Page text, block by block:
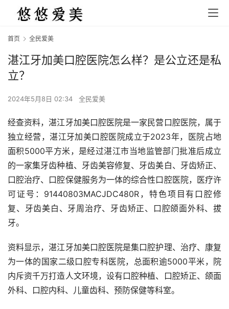
首页 全民爱美
湛江牙加美口腔医院怎么样？是公立还是私
立？
2024年5月8日 02:34 全民爱美
经查资料，湛江牙加美口腔医院是一家民营口腔医院，属于
独立经营，湛江牙加美口腔医院成立于2023年，医院占地
面积5000平方米，是经过湛江市当地监管部门批准后成立
的一家集牙齿种植、牙齿美容修复、牙齿美白、牙齿矫正、
口腔治疗、口腔保健服务为一体的综合性口腔医院，医疗许
可证号：91440803MACJDC480R，特色项目有口腔修
复、牙齿美白、牙周治疗、牙齿矫正、口腔颌面外科、拔
牙。
资料显示，湛江牙加美口腔医院是集口腔护理、治疗、康复
为一体的国家二级口腔专科医院，总面积逾5000平米，院
内斥资千万打造人文环境，设有口腔种植、口腔矫正、颌面
外科、口腔内科、儿童齿科、预防保健等科室。